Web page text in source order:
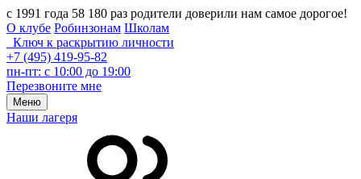
с 1991 года 58 180 раз родители доверили нам самое дорогое!
О клубе Робинзонам Школам
Ключ к раскрытию личности
+7 (495) 419-95-82
пн-пт: с 10:00 до 19:00
Перезвоните мне
Меню
Наши лагеря